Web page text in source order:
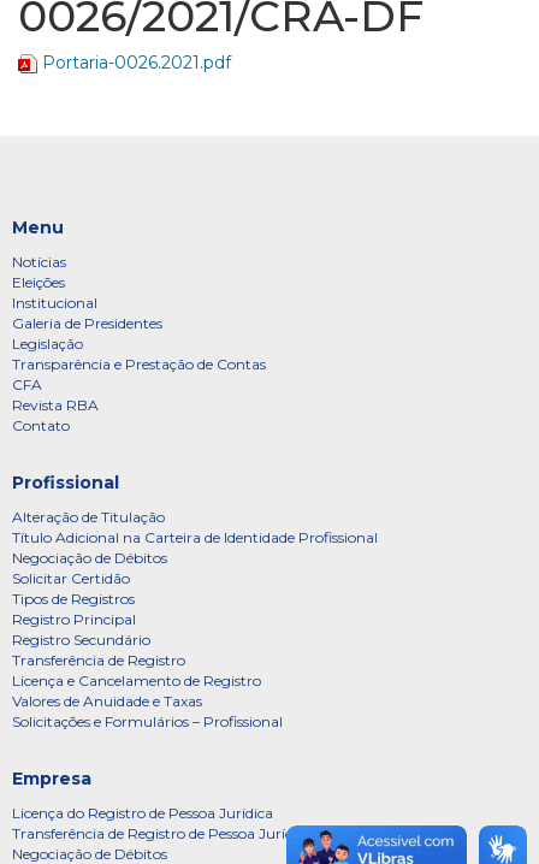
0026/2021/CRA-DF
Portaria-0026.2021.pdf
Menu
Notícias
Eleições
Institucional
Galeria de Presidentes
Legislação
Transparência e Prestação de Contas
CFA
Revista RBA
Contato
Profissional
Alteração de Titulação
Título Adicional na Carteira de Identidade Profissional
Negociação de Débitos
Solicitar Certidão
Tipos de Registros
Registro Principal
Registro Secundário
Transferência de Registro
Licença e Cancelamento de Registro
Valores de Anuidade e Taxas
Solicitações e Formulários – Profissional
Empresa
Licença do Registro de Pessoa Jurídica
Transferência de Registro de Pessoa Jurídica
Negociação de Débitos